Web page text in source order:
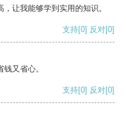
让我能够学到实用的知识。
支持[0] 反对[0]
又省心。
支持[0] 反对[0]